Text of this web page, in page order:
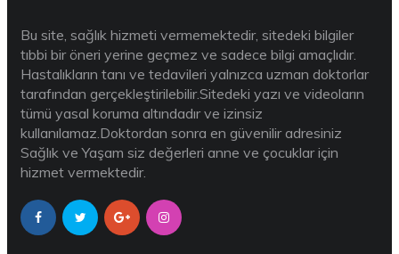
Bu site, sağlık hizmeti vermemektedir, sitedeki bilgiler
tıbbi bir öneri yerine geçmez ve sadece bilgi amaçlıdır.
Hastalıkların tanı ve tedavileri yalnızca uzman doktorlar
tarafından gerçekleştirilebilir.Sitedeki yazı ve videoların
tümü yasal koruma altındadır ve izinsiz
kullanılamaz.Doktordan sonra en güvenilir adresiniz
Sağlık ve Yaşam siz değerleri anne ve çocuklar için
hizmet vermektedir.